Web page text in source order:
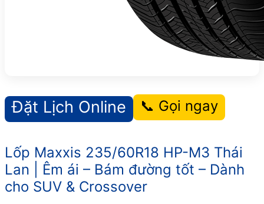
Đặt Lịch Online 📞 Gọi ngay
Lốp Maxxis 235/60R18 HP-M3 Thái
Lan | Êm ái – Bám đường tốt – Dành
cho SUV & Crossover